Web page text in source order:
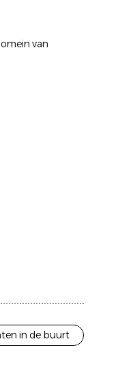
van
in de buurt